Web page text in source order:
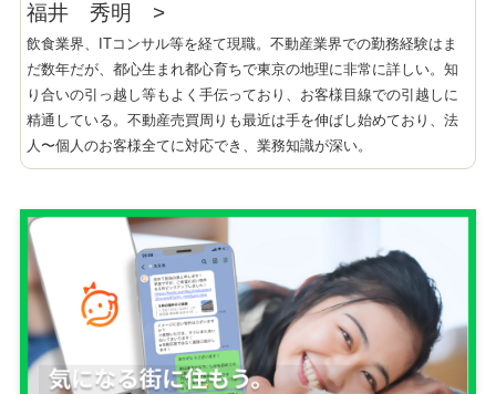
福井 秀明 >
飲食業界、ITコンサル等を経て現職。不動産業界での勤務経験はま
だ数年だが、都心生まれ都心育ちで東京の地理に非常に詳しい。知
り合いの引っ越し等もよく手伝っており、お客様目線での引越しに
精通している。不動産売買周りも最近は手を伸ばし始めており、法
人〜個人のお客様全てに対応でき、業務知識が深い。